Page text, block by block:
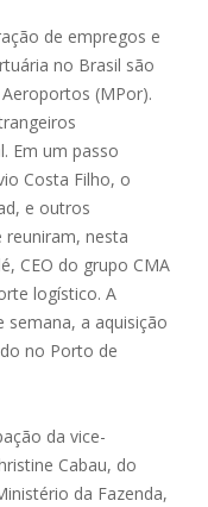
de empregos e
no Brasil são
(MPor).
Em um passo
Costa Filho, o
e outros
nesta
CEO do grupo CMA
logístico. A
a aquisição
no Porto de
da vice-
Cabau, do
da Fazenda,